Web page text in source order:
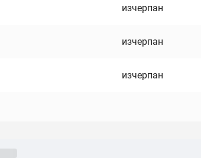
изчерпан
изчерпан
изчерпан